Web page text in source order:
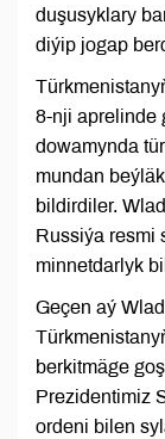
duşusyklary
diýip jogap
8-nji aprelinde
dowamynda
mundan
bildirdiler.
Russiýa resmi
minnetdarlyk
Geçen aý
berkitmäge
Prezidentimiz
ordeni bilen